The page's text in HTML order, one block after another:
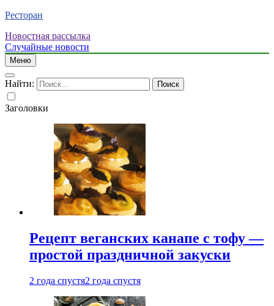
Ресторан
Новостная рассылка
Случайные новости
Меню
Найти:
Заголовки
Рецепт веганских канапе с тофу —
простой праздничной закуски
2 года спустя2 года спустя